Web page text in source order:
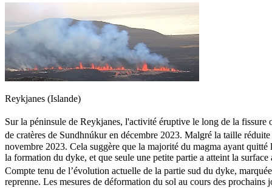
Reykjanes (Islande)
Sur la péninsule de Reykjanes, l'activité éruptive le long de la fissure
de cratères de Sundhnúkur en décembre 2023. Malgré la taille
novembre 2023. Cela suggère que la majorité du magma ayant
la formation du dyke, et que seule une petite partie a atteint la
Compte tenu de l’évolution actuelle de la partie sud du dyke,
reprenne. Les mesures de déformation du sol au cours des